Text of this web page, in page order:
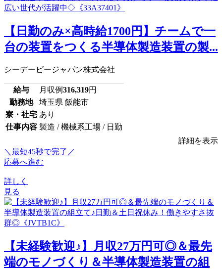
【日勤のみ×高時給1700円】チームで一
台の装置をつくる半導体製造装置の製...
シーデーピージャパン株式会社
給与 月収例316,319円
勤務地
埼玉県 飯能市
寮・社宅 あり
仕事内容 製造 / 機械系工場 / 日勤
詳細を表示
＼最短45秒で完了／
応募へ進む
詳しく
見る
【未経験歓迎♪】月収27万円可◎＆最先
端のモノづくり＆半導体製造装置の組